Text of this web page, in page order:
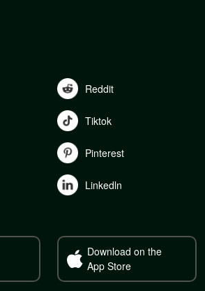
Reddit
Tiktok
Pinterest
Linkedln
Download on the
App Store